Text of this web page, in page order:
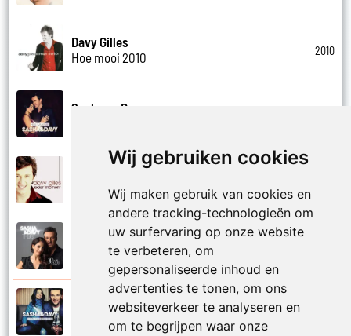
Wij gebruiken cookies
Wij maken gebruik van cookies en
andere tracking-technologieën om
uw surfervaring op onze website
te verbeteren, om
gepersonaliseerde inhoud en
advertenties te tonen, om ons
websiteverkeer te analyseren en
om te begrijpen waar onze
Davy Gilles
Hoe mooi 2010
2010
Sasha en Davy
Ieder moment
Davy Gilles
Ik had je alles gegeven
Sasha en Davy
Ik heb je lief mijn hele leven